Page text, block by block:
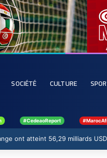
SOCIÉTÉ CULTURE
#CedeaoReport
ont atteint 56,29 milliards